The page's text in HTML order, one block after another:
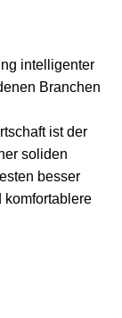
intelligenter
Branchen
ist der
soliden
besser
komfortablere